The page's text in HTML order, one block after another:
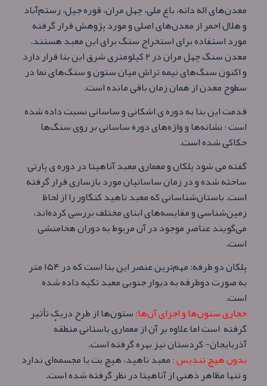
معدن‌های اله دانه، باغ ملی، چهل مران، قوره جیل، رستم‌آباد
و هلال احمر از معدن‌های اصلی و مورد پژوهش قرار گرفته
مورد استفاده برای استخراج سنگ برای این معبد هستند.
معدن سنگ چهل مران در ۲ کیلومتری شرق این بنا قرار دارد
و اکنون سنگ‌های نیمه تراش میان ستون و سنگ‌های نما در
سطوح معدن از همان زمان باقی مانده‌ است.
قدمت این بنا به دوره ی اشکانی و ساسانی نسبت داده شده
است ؛ نشانه‌ها و واژه‌های دوره ساسانی بر روی سنگ‌ها
حکاکی شده‌ است.
گفته می شود پلکان و معماری معبد آناهیتا در دوره ی پارتی
ساخته‌ شده و در زمان ساسانیان مورد بازسازی قرار گرفته
است. باستان‌شناسانی که معبد ناهید کنگاور را از لحاظ
زمین‌شناسی و مقایسه‌های ابنای مختلف بررسی کرده‌اند،
می‌گویند عناصر موجود در آن مربوط به دوران هخامنشی
است.
پلکان دو طرفه: مهم‌ترین عنصر این بنا است که در ۱۵۴ متر
به صورت دوطرفه به دیوار جنوبی معبد تکیه داده‌ شده‌
است.
حجاری ستون‌ها و اجزای آن‌ها:ستون‌ها از طرح دریک تأثیر
گرفته است اما علاوه‌ بر آن از معماری باستانی منطقهٔ
آذربایجان- کردستان نیز بهره گرفته‌ است.
بدون هیچ تندیس :معبد ناهید، هیچ بت یا مجسمه‌ای ندارد
و تنها مظاهر ذهنی از آناهیتا در نظر گرفته شده‌ است.